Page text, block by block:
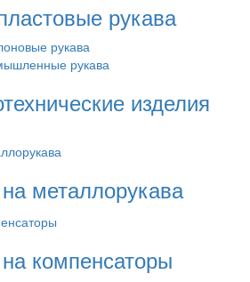
рукава
рукава
рукава
изделия
металлорукава
компенсаторы